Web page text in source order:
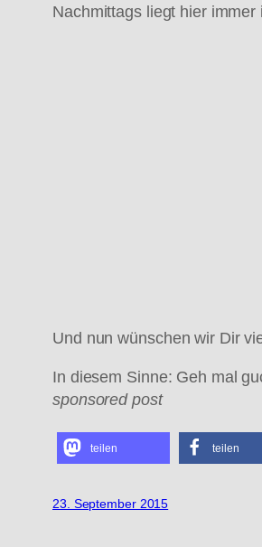
Nachmittags liegt hier
Und nun wünschen wir Dir
In diesem Sinne: Geh mal
sponsored post
teilen teilen
23. September 2015